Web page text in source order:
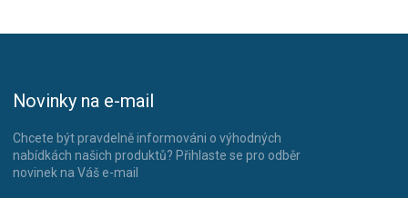
Novinky na e-mail
Chcete být pravdelně informováni o výhodných
nabídkách našich produktů? Přihlaste se pro odběr
novinek na Váš e-mail